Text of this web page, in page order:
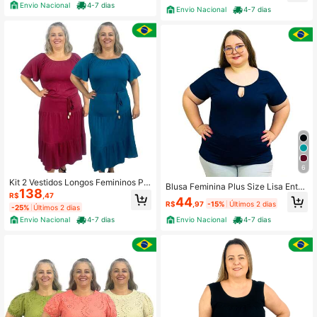
Envio Nacional
4-7 dias
Kit 2 Vestidos Longos Femininos Plu
s Size Moda 3 Marias
R$138 ,47
-25% Últimos 2 dias
Envio Nacional
4-7 dias
Envio Nacional
4-7 dias
6
Blusa Feminina Plus Size Lisa Ental
he Gola V Manga Japonesa
R$44 ,97 -15% Últimos 2 dias
Envio Nacional
4-7 dias